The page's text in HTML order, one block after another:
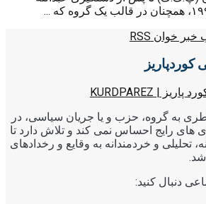
خبر خوان RSS
به گروه، حزب و یا جریان سیاسی، در
های رایج احساس نمی کند و تلاش دارد تا
تحلیلی و خردمندانه به وقایع و رخدادهای
دنبال کنید: